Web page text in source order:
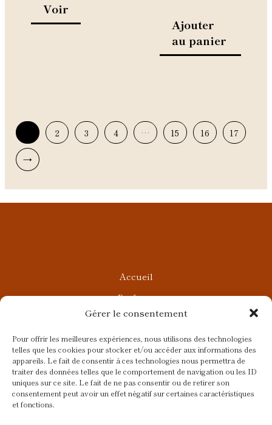
Gérer le consentement
Pour offrir les meilleures expériences, nous utilisons des technologies
telles que les cookies pour stocker et/ou accéder aux informations des
appareils. Le fait de consentir à ces technologies nous permettra de
traiter des données telles que le comportement de navigation ou les ID
uniques sur ce site. Le fait de ne pas consentir ou de retirer son
consentement peut avoir un effet négatif sur certaines caractéristiques
et fonctions.
Voir
Ajouter
au panier
2 3 4 … 15 16 17
→
Accueil
Parfums
Ateliers privés
Rendez-vous Beauté
Rendez-vous Parfumés
Contact
Blog